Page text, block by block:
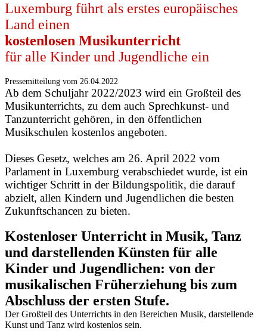
Luxemburg führt als erstes europäisches
Land einen
kostenlosen Musikunterricht
für alle Kinder und Jugendliche ein
Pressemitteilung vom 26.04.2022
Ab dem Schuljahr 2022/2023 wird ein Großteil des
Musikunterrichts, zu dem auch Sprechkunst- und
Tanzunterricht gehören, in den öffentlichen
Musikschulen kostenlos angeboten.
Dieses Gesetz, welches am 26. April 2022 vom
Parlament in Luxemburg verabschiedet wurde, ist ein
wichtiger Schritt in der Bildungspolitik, die darauf
abzielt, allen Kindern und Jugendlichen die besten
Zukunftschancen zu bieten.
Kostenloser Unterricht in Musik, Tanz
und darstellenden Künsten für alle
Kinder und Jugendlichen: von der
musikalischen Früherziehung bis zum
Abschluss der ersten Stufe.
Der Großteil des Unterrichts in den Bereichen Musik, darstellende
Kunst und Tanz wird kostenlos sein.